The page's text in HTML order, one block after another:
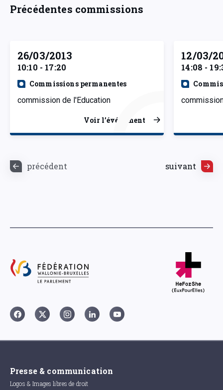
Précédentes commissions
26/03/2013
10:10 - 17:20
Commissions permanentes
commission de l'Education
Voir l’événement
12/03/
14:08 -
précédent suivant
Presse & communication
Logos & Images libres de droit